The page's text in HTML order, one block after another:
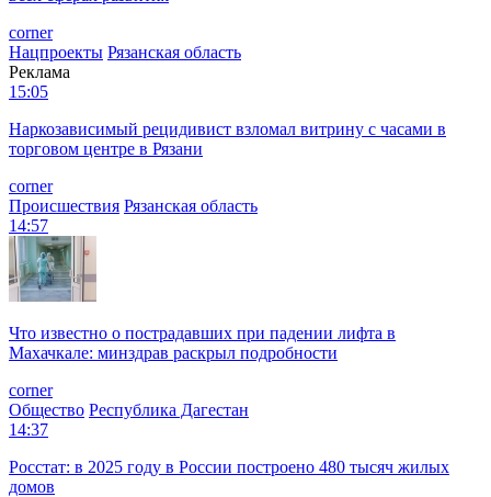
corner
Нацпроекты Рязанская область
Реклама
15:05
Наркозависимый рецидивист взломал витрину с часами в
торговом центре в Рязани
corner
Происшествия Рязанская область
14:57
Что известно о пострадавших при падении лифта в
Махачкале: минздрав раскрыл подробности
corner
Общество Республика Дагестан
14:37
Росстат: в 2025 году в России построено 480 тысяч жилых
домов